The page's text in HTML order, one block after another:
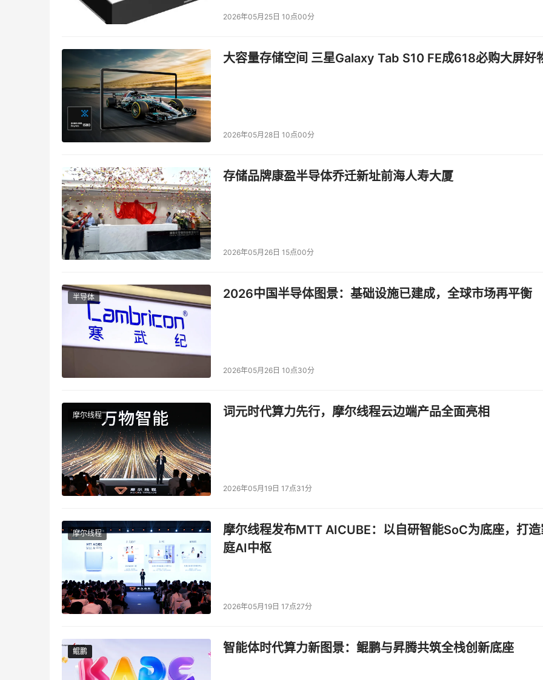
注：表格中，其它模型的评测指标来自官方评测结果，官方评测结果中没有的部分来自混元内部评测平台结果
混元T1正式版沿用了混元Turbo S的创新架构，采用Hybrid-Mamba-Transformer融合模式。这是工业界首次将
2026年05月25日 10点00分
大容量存储空间 三星Galaxy Tab S10 FE成618必购大屏好
2026年05月28日 10点00分
存储品牌康盈半导体乔迁新址前海人寿大厦
2026年05月26日 15点00分
半导体 2026中国半导体图景：基础设施已建成，全球市场再平衡
2026年05月26日 10点30分
摩尔线程 词元时代算力先行，摩尔线程云边端产品全面亮相
2026年05月19日 17点31分
摩尔线程
摩尔线程发布MTT AICUBE：以自研智能SoC为底座，打
庭AI中枢
2026年05月19日 17点27分
鲲鹏
鲲鹏 智能体时代算力新图景：鲲鹏与昇腾共筑全栈创新底座